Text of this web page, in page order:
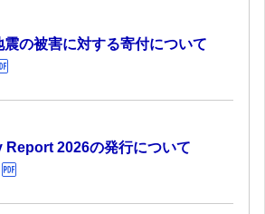
の被害に対する寄付について
2026の発行について